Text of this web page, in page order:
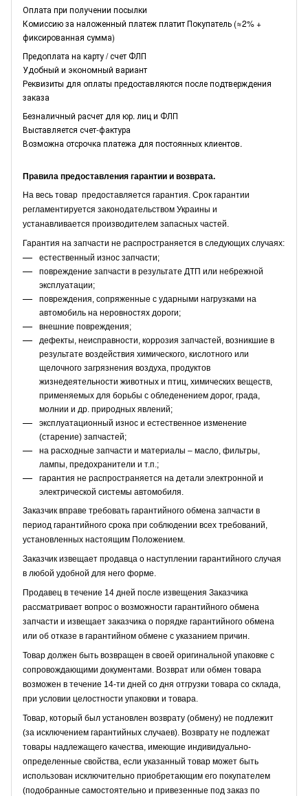
Оплата при получении посылки
Комиссию за наложенный платеж платит Покупатель (≈2% +
фиксированная сумма)
Предоплата на карту / счет ФЛП
Удобный и экономный вариант
Реквизиты для оплаты предоставляются после подтверждения
заказа
Безналичный расчет для юр. лиц и ФЛП
Выставляется счет-фактура
Возможна отсрочка платежа для постоянных клиентов.
Правила предоставления гарантии и возврата.
На весь товар предоставляется гарантия. Срок гарантии
регламентируется законодательством Украины и
устанавливается производителем запасных частей.
Гарантия на запчасти не распространяется в следующих случаях:
естественный износ запчасти;
повреждение запчасти в результате ДТП или небрежной
эксплуатации;
повреждения, сопряженные с ударными нагрузками на
автомобиль на неровностях дороги;
внешние повреждения;
дефекты, неисправности, коррозия запчастей, возникшие в
результате воздействия химического, кислотного или
щелочного загрязнения воздуха, продуктов
жизнедеятельности животных и птиц, химических веществ,
применяемых для борьбы с обледенением дорог, града,
молнии и др. природных явлений;
эксплуатационный износ и естественное изменение
(старение) запчастей;
на расходные запчасти и материалы – масло, фильтры,
лампы, предохранители и т.п.;
гарантия не распространяется на детали электронной и
электрической системы автомобиля.
Заказчик вправе требовать гарантийного обмена запчасти в
период гарантийного срока при соблюдении всех требований,
установленных настоящим Положением.
Заказчик извещает продавца о наступлении гарантийного случая
в любой удобной для него форме.
Продавец в течение 14 дней после извещения Заказчика
рассматривает вопрос о возможности гарантийного обмена
запчасти и извещает заказчика о порядке гарантийного обмена
или об отказе в гарантийном обмене с указанием причин.
Товар должен быть возвращен в своей оригинальной упаковке с
сопровождающими документами. Возврат или обмен товара
возможен в течение 14-ти дней со дня отгрузки товара со склада,
при условии целостности упаковки и товара.
Товар, который был установлен возврату (обмену) не подлежит
(за исключением гарантийных случаев). Возврату не подлежат
товары надлежащего качества, имеющие индивидуально-
определенные свойства, если указанный товар может быть
использован исключительно приобретающим его покупателем
(подобранные самостоятельно и привезенные под заказ по